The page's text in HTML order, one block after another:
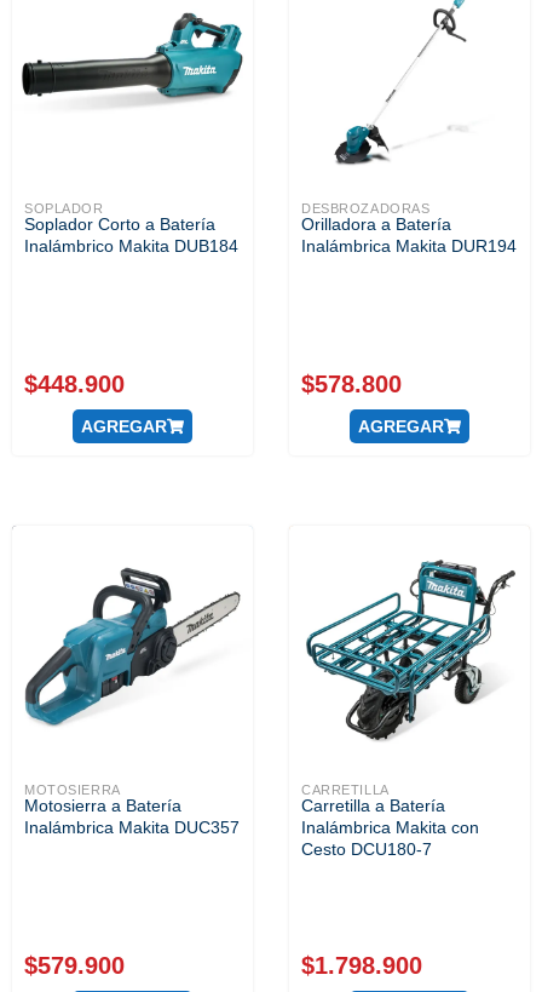
SOPLADOR
Soplador Corto a Batería
Inalámbrico Makita DUB184
$448.900
AGREGAR
DESBROZADORAS
Orilladora a Batería
Inalámbrica Makita DUR194
$578.800
AGREGAR
MOTOSIERRA
Motosierra a Batería
Inalámbrica Makita DUC357
$579.900
CARRETILLA
Carretilla a Batería
Inalámbrica Makita con
Cesto DCU180-7
$1.798.900